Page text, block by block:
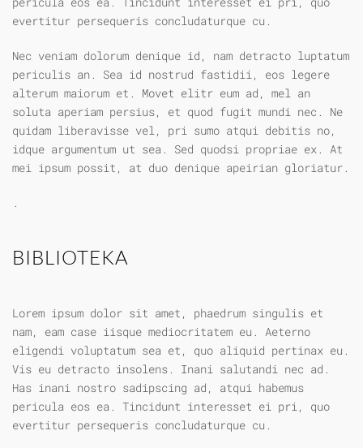
evertitur persequeris concludaturque cu.
Nec veniam dolorum denique id, nam detracto luptatum
periculis an. Sea id nostrud fastidii, eos legere
alterum maiorum et. Movet elitr eum ad, mel an
soluta aperiam persius, et quod fugit mundi nec. Ne
quidam liberavisse vel, pri sumo atqui debitis no,
idque argumentum ut sea. Sed quodsi propriae ex. At
mei ipsum possit, at duo denique apeirian gloriatur.
.
BIBLIOTEKA
Lorem ipsum dolor sit amet, phaedrum singulis et
nam, eam case iisque mediocritatem eu. Aeterno
eligendi voluptatum sea et, quo aliquid pertinax eu.
Vis eu detracto insolens. Inani salutandi nec ad.
Has inani nostro sadipscing ad, atqui habemus
pericula eos ea. Tincidunt interesset ei pri, quo
evertitur persequeris concludaturque cu.